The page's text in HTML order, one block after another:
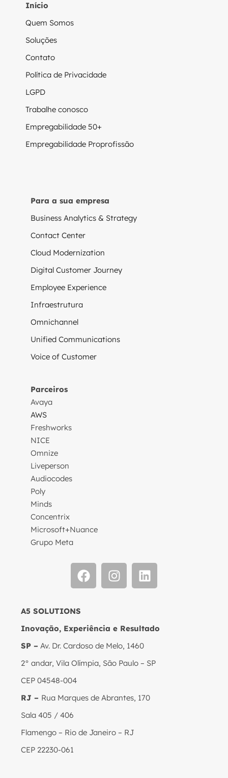
Início
Quem Somos
Soluções
Contato
Política de Privacidade
LGPD
Trabalhe conosco
Empregabilidade 50+
Empregabilidade Proprofissão
Para a sua empresa
Business Analytics & Strategy
Contact Center
Cloud Modernization
Digital Customer Journey
Employee Experience
Infraestrutura
Omnichannel
Unified Communications
Voice of Customer
Parceiros
Avaya
AWS
Freshworks
NICE
Omnize
Liveperson
Audiocodes
Poly
Minds
Concentrix
Microsoft+Nuance
Grupo Meta
A5 SOLUTIONS
Inovação, Experiência e Resultado
SP – Av. Dr. Cardoso de Melo, 1460
2° andar, Vila Olímpia, São Paulo – SP
CEP 04548-004
RJ – Rua Marques de Abrantes, 170
Sala 405 / 406
Flamengo – Rio de Janeiro – RJ
CEP 22230-061